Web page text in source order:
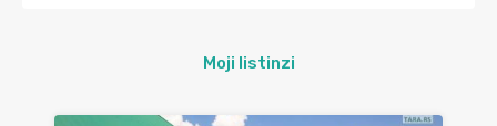
Moji listinzi